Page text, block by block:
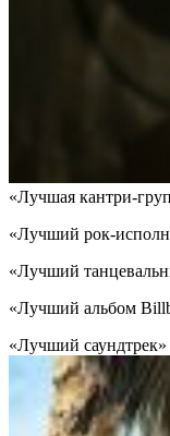
«Лучшая кантри-
«Лучший рок-
«Лучший
«Лучший альбом
«Лучший